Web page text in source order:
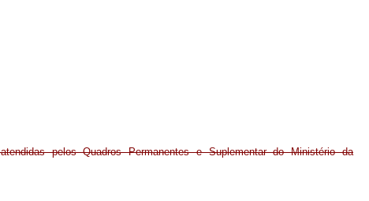
pelos Quadros Permanentes e Suplementar do Ministério da